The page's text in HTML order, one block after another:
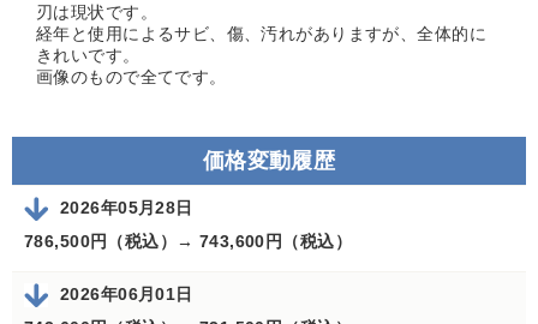
刃は現状です。
経年と使用によるサビ、傷、汚れがありますが、全体的に
きれいです。
画像のもので全てです。
価格変動履歴
2026年05月28日
786,500円（税込）→ 743,600円（税込）
2026年06月01日